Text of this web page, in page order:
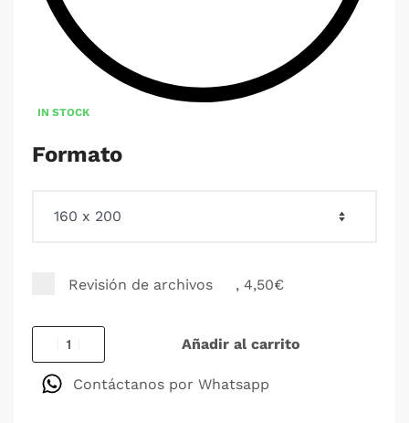
IN STOCK
Formato
Revisión de archivos , 4,50€
Añadir al carrito
Contáctanos por Whatsapp